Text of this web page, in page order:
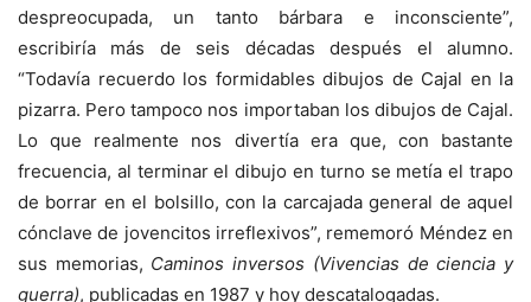
despreocupada, un tanto bárbara e inconsciente”,
escribiría más de seis décadas después el alumno.
“Todavía recuerdo los formidables dibujos de Cajal en la
pizarra. Pero tampoco nos importaban los dibujos de Cajal.
Lo que realmente nos divertía era que, con bastante
frecuencia, al terminar el dibujo en turno se metía el trapo
de borrar en el bolsillo, con la carcajada general de aquel
cónclave de jovencitos irreflexivos”, rememoró Méndez en
sus memorias, Caminos inversos (Vivencias de ciencia y
guerra), publicadas en 1987 y hoy descatalogadas.